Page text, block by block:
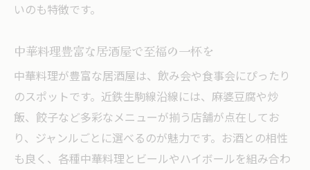
いのも特徴です。
中華料理豊富な居酒屋で至福の一杯を
中華料理が豊富な居酒屋は、飲み会や食事会にぴったり
のスポットです。近鉄生駒線沿線には、麻婆豆腐や炒
飯、餃子など多彩なメニューが揃う店舗が点在してお
り、ジャンルごとに選べるのが魅力です。お酒との相性
も良く、各種中華料理とビールやハイボールを組み合わ